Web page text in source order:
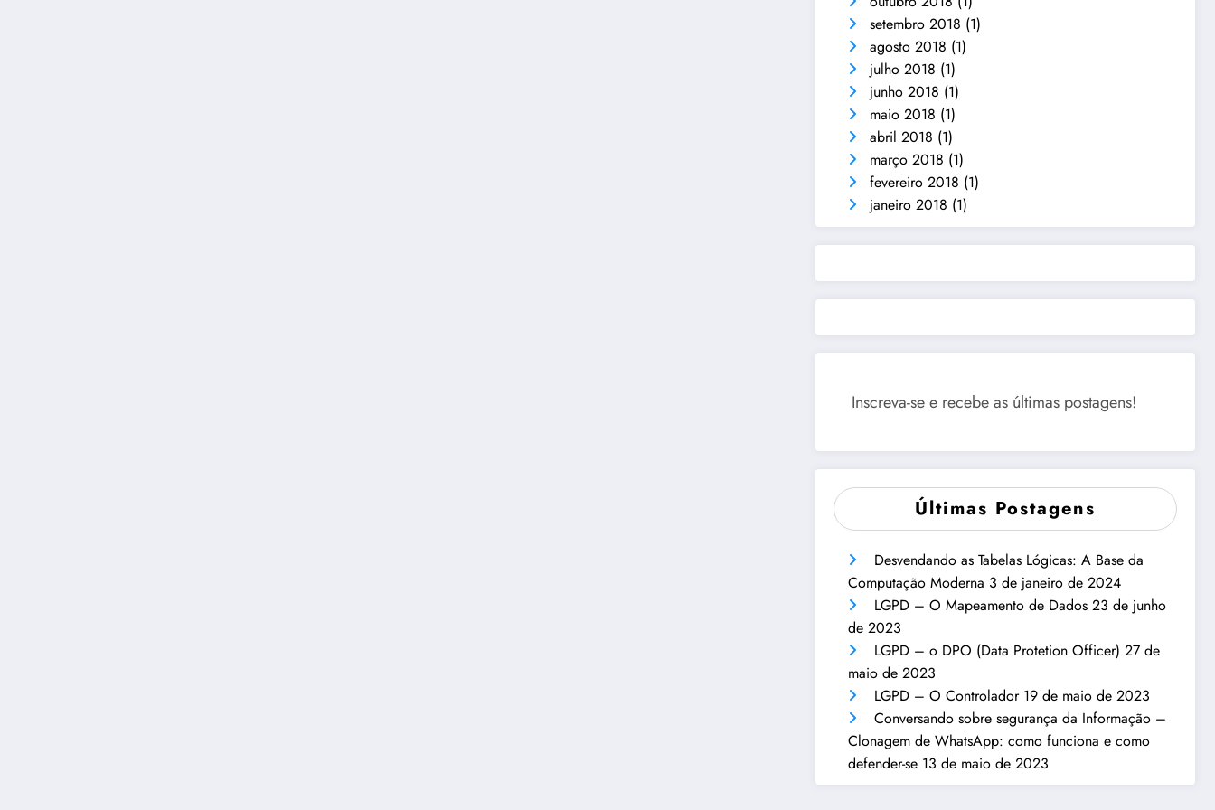
setembro 2018 (1)
agosto 2018 (1)
julho 2018 (1)
junho 2018 (1)
maio 2018 (1)
abril 2018 (1)
março 2018 (1)
fevereiro 2018 (1)
janeiro 2018 (1)
Inscreva-se e recebe as últimas postagens!
Últimas Postagens
Desvendando as Tabelas Lógicas: A Base da
Computação Moderna 3 de janeiro de 2024
LGPD – O Mapeamento de Dados 23 de junho
de 2023
LGPD – o DPO (Data Protetion Officer) 27 de
maio de 2023
LGPD – O Controlador 19 de maio de 2023
Conversando sobre segurança da Informação –
Clonagem de WhatsApp: como funciona e como
defender-se 13 de maio de 2023